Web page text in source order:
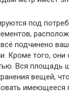
под
подчинено
Кроме того, они
Вся площадь
вещей,
имеющееся